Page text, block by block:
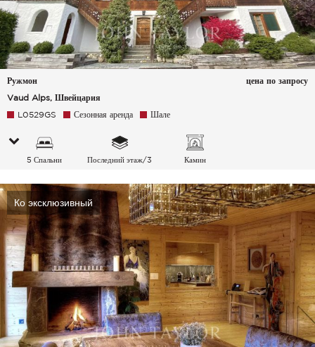
Ружмон
Vaud Alps, Швейцария
цена по запросу
L0529GS Сезонная аренда Шале
5 Спальни Последний этаж/3 Камин
Ко эксклюзивный